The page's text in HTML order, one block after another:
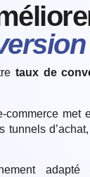
taux de
commercemet
tunnels